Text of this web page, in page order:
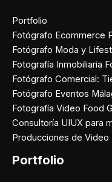
Portfolio
Fotógrafo Ecommerce
Fotógrafo Moda y
Fotografía Inmobiliaria
Fotógrafo Comercial:
Fotógrafo Eventos
Fotografía Video Food
Consultoría UIUX para
Producciones de Video
Portfolio